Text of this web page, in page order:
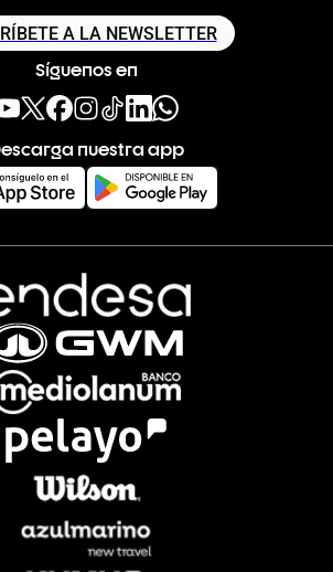
A LA NEWSLETTER
Síguenos en
nuestra app